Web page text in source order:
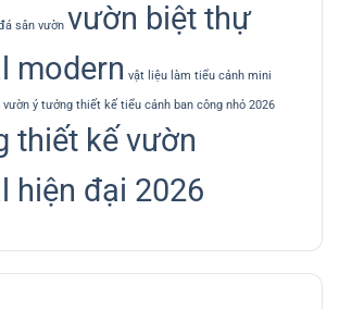
sân vườn vườn biệt thự
modern vật liệu làm tiểu cảnh mini
vườn ý tưởng thiết kế tiểu cảnh ban công nhỏ 2026
thiết kế vườn
hiện đại 2026